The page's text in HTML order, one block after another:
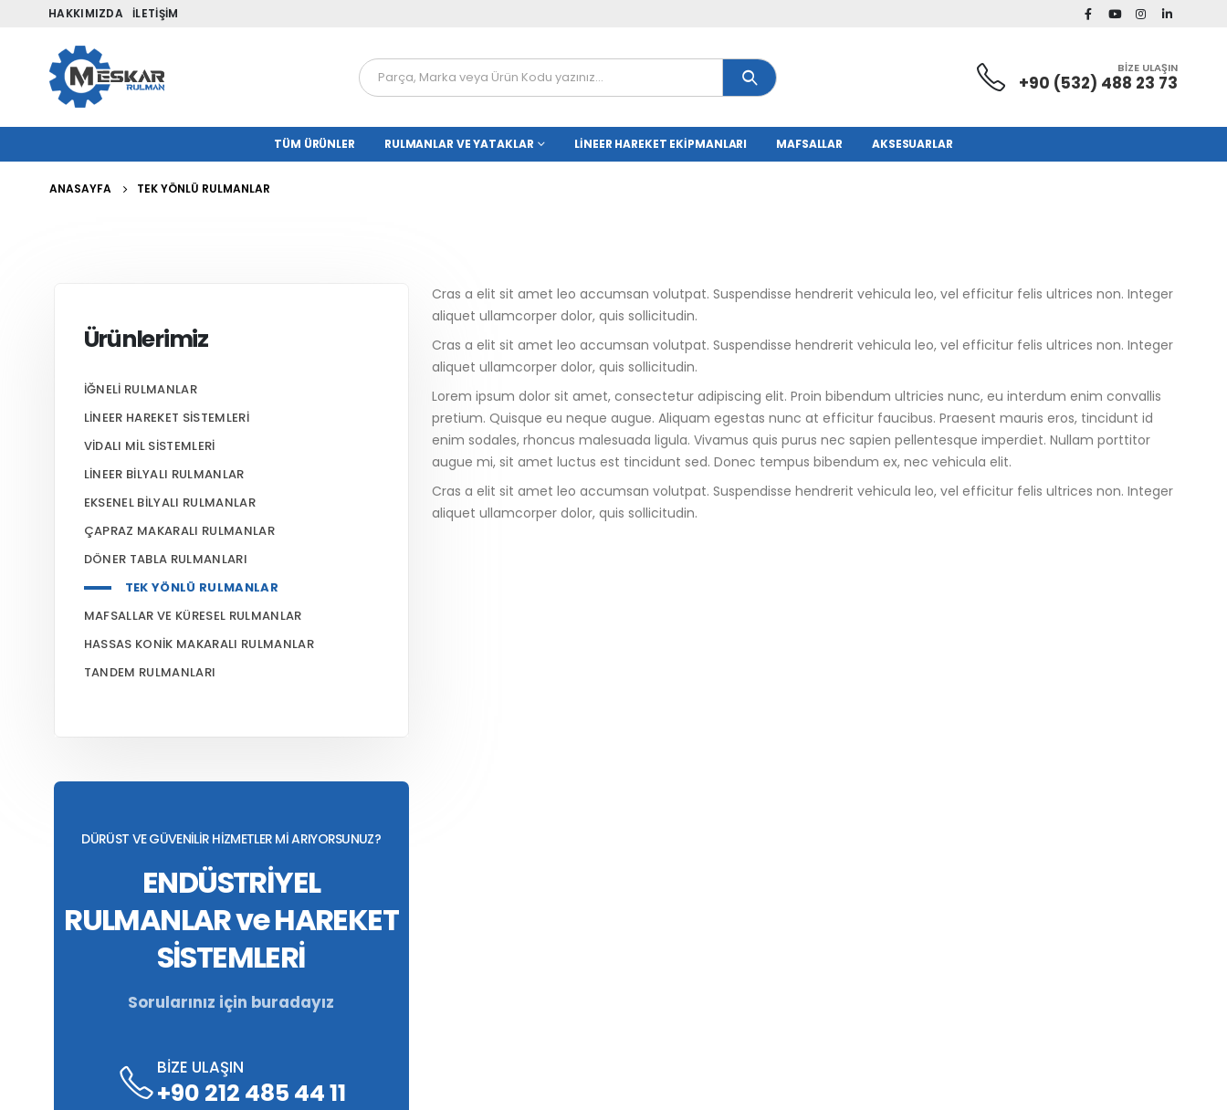
HAKKIMIZDA İLETIŞIM
BİZE ULAŞIN
+90 (532) 488 23 73
TÜM ÜRÜNLER RULMANLAR VE YATAKLAR LINEER HAREKET EKIPMANLARI MAFSALLAR AKSESUARLAR
ANASAYFA TEK YÖNLÜ RULMANLAR
Ürünlerimiz
İĞNELI RULMANLAR
LINEER HAREKET SISTEMLERI
VIDALI MIL SISTEMLERI
LINEER BILYALI RULMANLAR
EKSENEL BILYALI RULMANLAR
ÇAPRAZ MAKARALI RULMANLAR
DÖNER TABLA RULMANLARI
TEK YÖNLÜ RULMANLAR
MAFSALLAR VE KÜRESEL RULMANLAR
HASSAS KONIK MAKARALI RULMANLAR
TANDEM RULMANLARI
DÜRÜST VE GÜVENİLİR HİZMETLER Mİ ARIYORSUNUZ?
ENDÜSTRİYEL
RULMANLAR ve HAREKET
SİSTEMLERİ
Sorularınız için buradayız
BİZE ULAŞIN
+90 212 485 44 11
Cras a elit sit amet leo accumsan volutpat. Suspendisse hendrerit vehicula leo, vel efficitur felis ultrices non. Integer
aliquet ullamcorper dolor, quis sollicitudin.
Cras a elit sit amet leo accumsan volutpat. Suspendisse hendrerit vehicula leo, vel efficitur felis ultrices non. Integer
aliquet ullamcorper dolor, quis sollicitudin.
Lorem ipsum dolor sit amet, consectetur adipiscing elit. Proin bibendum ultricies nunc, eu interdum enim convallis
pretium. Quisque eu neque augue. Aliquam egestas nunc at efficitur faucibus. Praesent mauris eros, tincidunt id
enim sodales, rhoncus malesuada ligula. Vivamus quis purus nec sapien pellentesque imperdiet. Nullam porttitor
augue mi, sit amet luctus est tincidunt sed. Donec tempus bibendum ex, nec vehicula elit.
Cras a elit sit amet leo accumsan volutpat. Suspendisse hendrerit vehicula leo, vel efficitur felis ultrices non. Integer
aliquet ullamcorper dolor, quis sollicitudin.